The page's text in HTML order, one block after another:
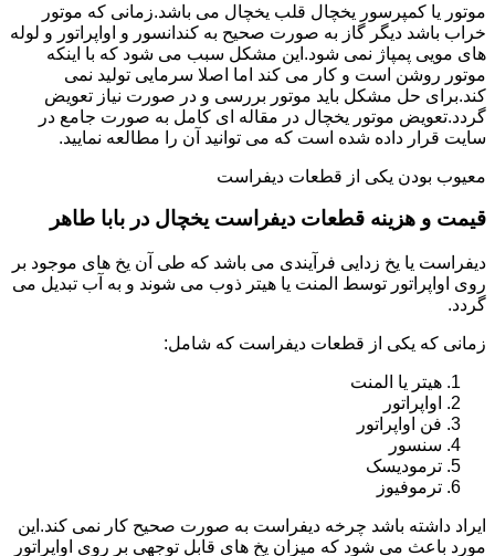
موتور یا کمپرسور یخچال قلب یخچال می باشد.زمانی که موتور
خراب باشد دیگر گاز به صورت صحیح به کندانسور و اواپراتور و لوله
های مویی پمپاژ نمی شود.این مشکل سبب می شود که با اینکه
موتور روشن است و کار می کند اما اصلا سرمایی تولید نمی
کند.برای حل مشکل باید موتور بررسی و در صورت نیاز تعویض
گردد.تعویض موتور یخچال در مقاله ای کامل به صورت جامع در
سایت قرار داده شده است که می توانید آن را مطالعه نمایید.
معیوب بودن یکی از قطعات دیفراست
قیمت و هزینه قطعات دیفراست یخچال در بابا طاهر
دیفراست یا یخ زدایی فرآیندی می باشد که طی آن یخ های موجود بر
روی اواپراتور توسط المنت یا هیتر ذوب می شوند و به آب تبدیل می
گردد.
زمانی که یکی از قطعات دیفراست که شامل:
هیتر یا المنت
اواپراتور
فن اواپراتور
سنسور
ترمودیسک
ترموفیوز
ایراد داشته باشد چرخه دیفراست به صورت صحیح کار نمی کند.این
مورد باعث می شود که میزان یخ های قابل توجهی بر روی اواپراتور